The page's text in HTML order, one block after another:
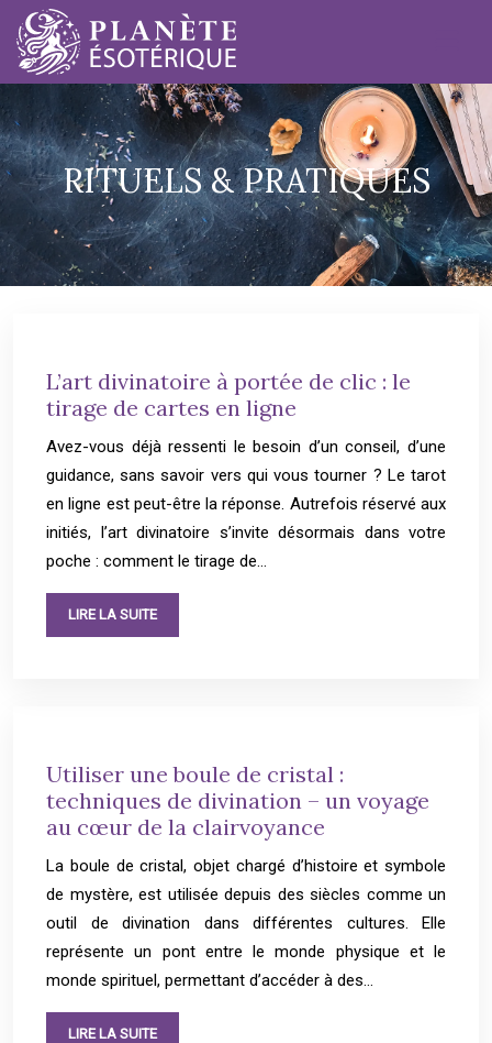
RITUELS & PRATIQUES
L’art divinatoire à portée de clic : le
tirage de cartes en ligne
Avez-vous déjà ressenti le besoin d’un conseil, d’une
guidance, sans savoir vers qui vous tourner ? Le tarot
en ligne est peut-être la réponse. Autrefois réservé aux
initiés, l’art divinatoire s’invite désormais dans votre
poche : comment le tirage de…
LIRE LA SUITE
Utiliser une boule de cristal :
techniques de divination – un voyage
au cœur de la clairvoyance
La boule de cristal, objet chargé d’histoire et symbole
de mystère, est utilisée depuis des siècles comme un
outil de divination dans différentes cultures. Elle
représente un pont entre le monde physique et le
monde spirituel, permettant d’accéder à des…
LIRE LA SUITE